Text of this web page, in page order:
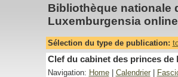
Bibliothèque nationale
Luxemburgensia online
Sélection du type de publication:
Clef du cabinet des princes de
Navigation: Home| Calendrier|